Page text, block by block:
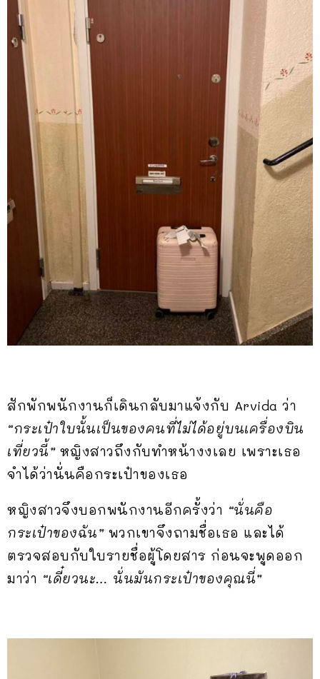
สักพักพนักงานก็เดินกลับมาแจ้งกับ Arvida ว่า
“กระเป๋าใบนั้นเป็นของคนที่ไม่ได้อยู่บนเครื่องบิน
เที่ยวนี้” หญิงสาวถึงกับทำหน้างงเลย เพราะเธอ
จำได้ว่านั่นคือกระเป๋าของเธอ
หญิงสาวจึงบอกพนักงานอีกครั้งว่า “นั่นคือ
กระเป๋าของฉัน”พวกเขาจึงถามชื่อเธอ และได้
ตรวจสอบกับใบรายชื่อผู้โดยสาร ก่อนจะพูดออก
มาว่า “เดี๋ยวนะ… นั่นมันกระเป๋าของคุณนี่”